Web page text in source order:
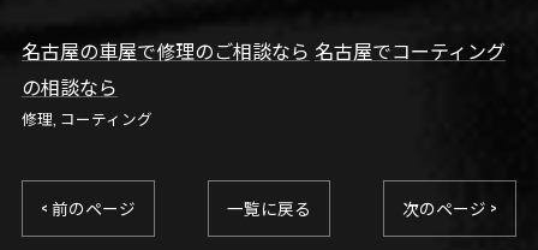
名古屋の車屋で修理のご相談なら 名古屋でコーティング
の相談なら
修理 コーティング
< 前のページ 一覧に戻る 次のページ >